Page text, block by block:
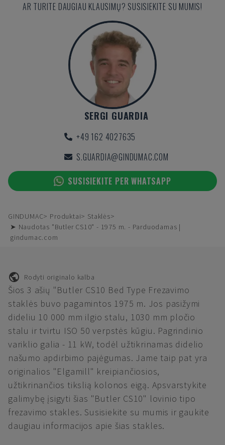
AR TURITE DAUGIAU KLAUSIMŲ? SUSISIEKITE SU MUMIS!
SERGI GUARDIA
+49 162 4027635
S.GUARDIA@GINDUMAC.COM
SUSISIEKITE PER WHATSAPP
GINDUMAC Produktai
Staklės
➤ Naudotas "Butler CS10" - 1975 m. - Parduodamas |
gindumac.com
Rodyti originalo kalba
Šios 3 ašių "Butler CS10 Bed Type Frezavimo
staklės buvo pagamintos 1975 m. Jos pasižymi
dideliu 10 000 mm ilgio stalu, 1030 mm pločio
stalu ir tvirtu ISO 50 verpstės kūgiu. Pagrindinio
variklio galia - 11 kW, todėl užtikrinamas didelio
našumo apdirbimo pajėgumas. Jame taip pat yra
originalios "Elgamill" kreipiančiosios,
užtikrinančios tikslią kolonos eigą. Apsvarstykite
galimybę įsigyti šias "Butler CS10" lovinio tipo
frezavimo stakles. Susisiekite su mumis ir gaukite
daugiau informacijos apie šias stakles.